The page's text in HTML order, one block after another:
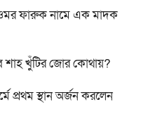
ফারুক নামে এক মাদক
শাহ খুঁটির জোর কোথায়?
প্রথম স্থান অর্জন করলেন